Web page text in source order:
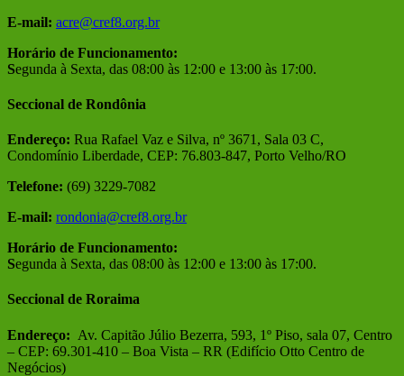
E-mail: acre@cref8.org.br
Horário de Funcionamento:
Segunda à Sexta, das 08:00 às 12:00 e 13:00 às 17:00.
Seccional de Rondônia
Endereço: Rua Rafael Vaz e Silva, nº 3671, Sala 03 C,
Condomínio Liberdade, CEP: 76.803-847, Porto Velho/RO
Telefone: (69) 3229-7082
E-mail: rondonia@cref8.org.br
Horário de Funcionamento:
Segunda à Sexta, das 08:00 às 12:00 e 13:00 às 17:00.
Seccional de Roraima
Endereço: Av. Capitão Júlio Bezerra, 593, 1º Piso, sala 07, Centro
– CEP: 69.301-410 – Boa Vista – RR (Edifício Otto Centro de
Negócios)